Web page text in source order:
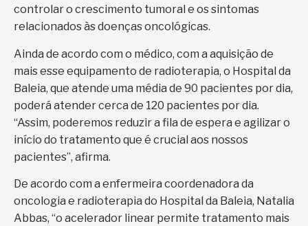
controlar o crescimento tumoral e os sintomas
relacionados às doenças oncológicas.
Ainda de acordo com o médico, com a aquisição de
mais esse equipamento de radioterapia, o Hospital da
Baleia, que atende uma média de 90 pacientes por dia,
poderá atender cerca de 120 pacientes por dia.
“Assim, poderemos reduzir a fila de espera e agilizar o
início do tratamento que é crucial aos nossos
pacientes”, afirma.
De acordo com a enfermeira coordenadora da
oncologia e radioterapia do Hospital da Baleia, Natalia
Abbas, “o acelerador linear permite tratamento mais